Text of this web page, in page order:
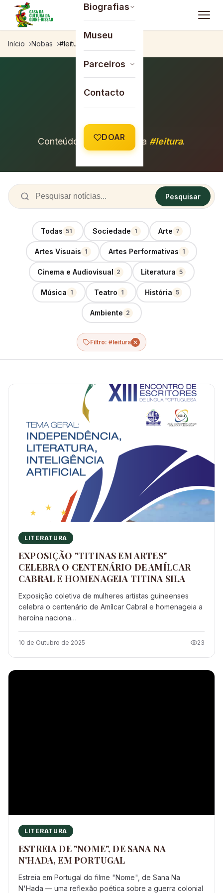
Saltar para o conteúdoBiografias
Museu
Parceiros
Contacto
DOAR
Início Nobas #leitura
ETIQUETA
#leitura
Conteúdos com a etiqueta #leitura.
Pesquisar
Todas 51 Sociedade 1 Arte 7
Artes Visuais 1 Artes Performativas 1
Cinema e Audiovisual 2 Literatura 5
Música 1 Teatro 1 História 5
Ambiente 2
Filtro: #leitura
LITERATURA
EXPOSIÇÃO "TITINAS EM ARTES"
CELEBRA O CENTENÁRIO DE AMÍLCAR
CABRAL E HOMENAGEIA TITINA SILA
Exposição coletiva de mulheres artistas guineenses
celebra o centenário de Amílcar Cabral e homenageia a
heroína naciona…
10 de Outubro de 2025 23
LITERATURA
ESTREIA DE "NOME", DE SANA NA
N'HADA, EM PORTUGAL
Estreia em Portugal do filme "Nome", de Sana Na
N'Hada — uma reflexão poética sobre a guerra colonial